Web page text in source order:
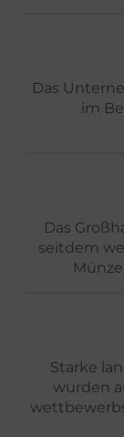
Das
im
Das
seitdem
Starke
wurden